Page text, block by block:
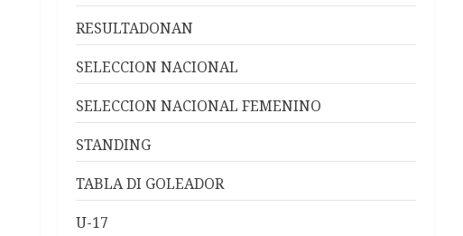
RESULTADONAN
SELECCION NACIONAL
SELECCION NACIONAL FEMENINO
STANDING
TABLA DI GOLEADOR
U-17